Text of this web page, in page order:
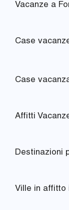
Vacanze a
Case
Case
Affitti
Destinazioni
Ville in affitto